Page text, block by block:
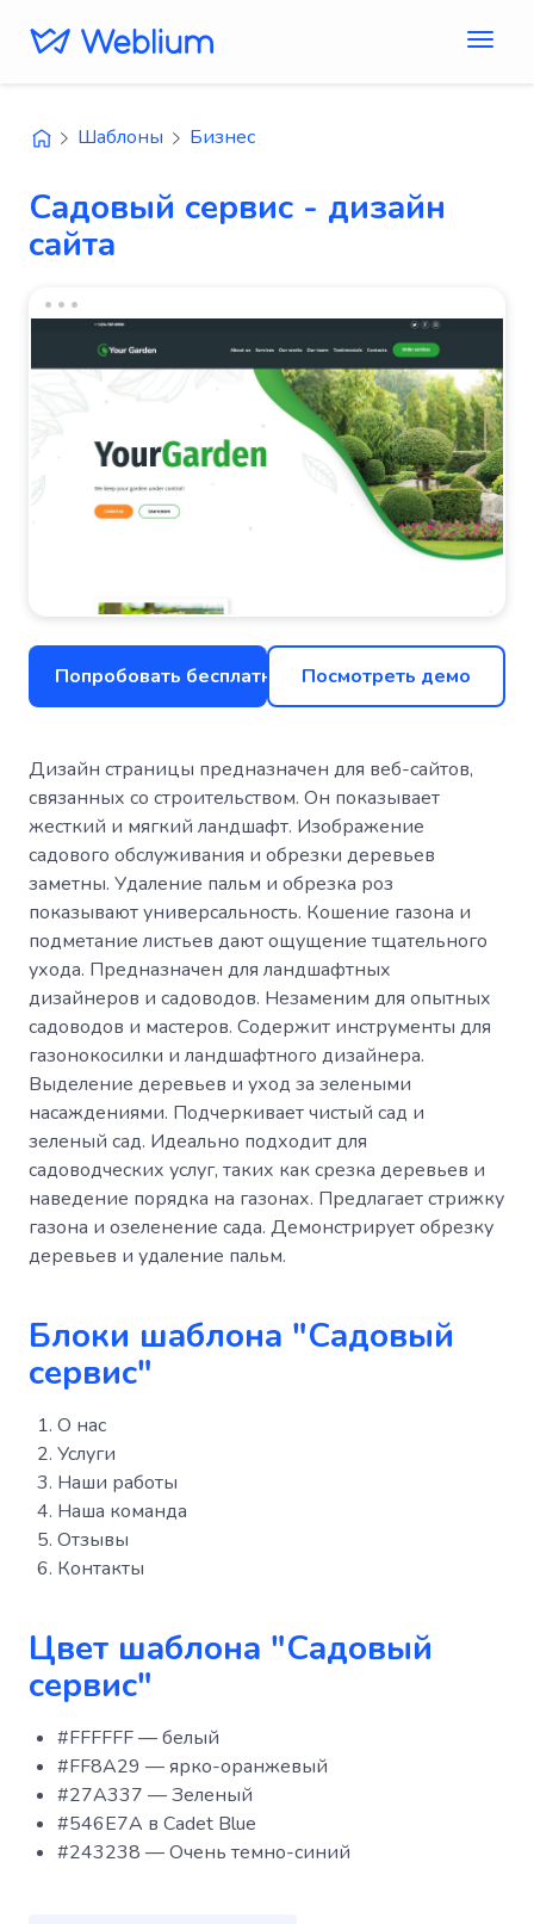
Шаблоны Бизнес
Садовый сервис - дизайн
сайта
Попробовать бесплатно Посмотреть демо
Дизайн страницы предназначен для веб-сайтов,
связанных со строительством. Он показывает
жесткий и мягкий ландшафт. Изображение
садового обслуживания и обрезки деревьев
заметны. Удаление пальм и обрезка роз
показывают универсальность. Кошение газона и
подметание листьев дают ощущение тщательного
ухода. Предназначен для ландшафтных
дизайнеров и садоводов. Незаменим для опытных
садоводов и мастеров. Содержит инструменты для
газонокосилки и ландшафтного дизайнера.
Выделение деревьев и уход за зелеными
насаждениями. Подчеркивает чистый сад и
зеленый сад. Идеально подходит для
садоводческих услуг, таких как срезка деревьев и
наведение порядка на газонах. Предлагает стрижку
газона и озеленение сада. Демонстрирует обрезку
деревьев и удаление пальм.
Блоки шаблона "Садовый
сервис"
О нас
Услуги
Наши работы
Наша команда
Отзывы
Контакты
Цвет шаблона "Садовый
сервис"
#FFFFFF — белый
#FF8A29 — ярко-оранжевый
#27A337 — Зеленый
#546E7A в Cadet Blue
#243238 — Очень темно-синий